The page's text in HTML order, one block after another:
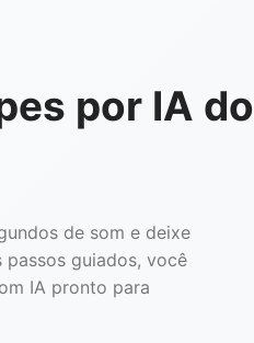
por IA do
de som e deixe
passos guiados, você
IA pronto para